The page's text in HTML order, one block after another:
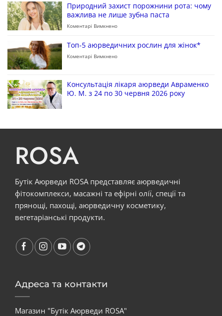
Природний захист порожнини рота: чому
важлива не лише зубна паста
Коментарі Вимкнено
Топ-5 аюрведичних рослин для жінок*
Коментарі Вимкнено
Консультація лікаря аюрведи Авраменко
Ю. М. з 24 по 30 червня 2026 року
ROSA
Бутік Аюрведи ROSA представляє аюрведичні
фітокомплекси, масажні та ефірні олії, спеції та
прянощі, пахощі, аюрведичну косметику,
вегетаріанські продукти.
Адреса та контакти
Магазин "Бутік Аюрведи ROSA"